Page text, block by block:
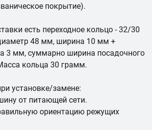
покрытие).
есть переходное кольцо - 32/30
48 мм, ширина 10 мм +
3 мм, суммарно ширина посадочного
кольца 30 грамм.
установке/замене:
от питающей сети.
ориентацию режущих